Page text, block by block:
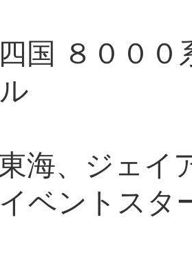
国 ８００
海、ジェイ
ベントスタ